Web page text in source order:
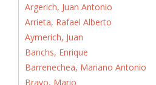
Argerich, Juan Antonio
Arrieta, Rafael Alberto
Aymerich, Juan
Banchs, Enrique
Barrenechea, Mariano Antonio
Bravo, Mario